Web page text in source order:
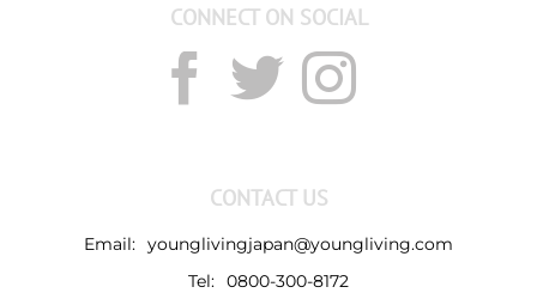
CONNECT ON SOCIAL
CONTACT US
Email: younglivingjapan@youngliving.com
Tel: 0800-300-8172